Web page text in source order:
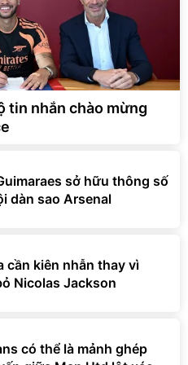
tin nhắn chào mừng
sở hữu thông số
dàn sao Arsenal
cần kiên nhẫn thay vì
Nicolas Jackson
có thể là mảnh ghép